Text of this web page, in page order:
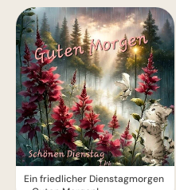
Ein friedlicher Dienstagmorgen